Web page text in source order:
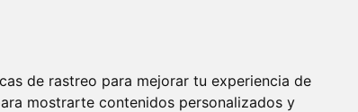
de rastreo para mejorar tu experiencia de
mostrarte contenidos personalizados y